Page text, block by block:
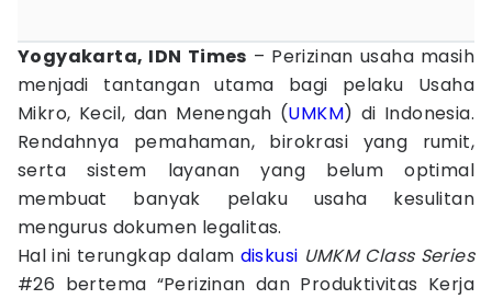
Yogyakarta, IDN Times – Perizinan usaha masih
menjadi tantangan utama bagi pelaku Usaha
Mikro, Kecil, dan Menengah (UMKM) di Indonesia.
Rendahnya pemahaman, birokrasi yang rumit,
serta sistem layanan yang belum optimal
membuat banyak pelaku usaha kesulitan
mengurus dokumen legalitas.
Hal ini terungkap dalam diskusi UMKM Class Series
#26 bertema “Perizinan dan Produktivitas Kerja